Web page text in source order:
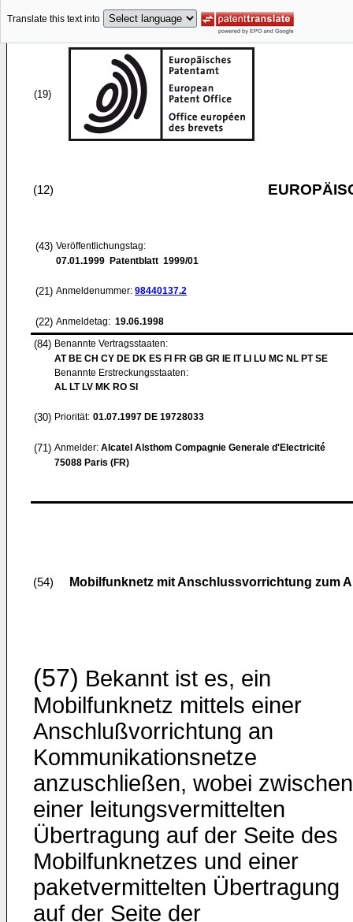
Translate this text into
(19)
(12)
(43) Veröffentlichungstag:
07.01.1999 Patentblatt 1999/01
(21) Anmeldenummer: 98440137.2
(22) Anmeldetag: 19.06.1998
(84) Benannte Vertragsstaaten:
AT BE CH CY DE DK ES FI FR GB GR IE IT LI LU MC NL PT SE
Benannte Erstreckungsstaaten:
AL LT LV MK RO SI
(30) Priorität: 01.07.1997 DE 19728033
(71) Anmelder: Alcatel Alsthom Compagnie Generale d'Electricité
75088 Paris (FR)
(54) Mobilfunknetz mit Anschlussvorrichtung zum
(57) Bekannt ist es, ein
Mobilfunknetz mittels einer
Anschlußvorrichtung an
Kommunikationsnetze
anzuschließen, wobei zwischen
einer leitungsvermittelten
Übertragung auf der Seite des
Mobilfunknetzes und einer
paketvermittelten Übertragung
auf der Seite der